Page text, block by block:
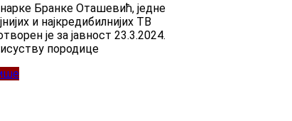
Бранке Оташевић, једне
и најкредибилнијих ТВ
је за јавност 23.3.2024.
породице